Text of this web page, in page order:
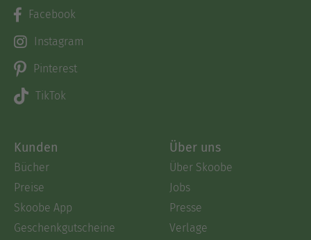
Facebook
Instagram
Pinterest
TikTok
Kunden
Bücher
Preise
Skoobe App
Geschenkgutscheine
Über uns
Über Skoobe
Jobs
Presse
Verlage